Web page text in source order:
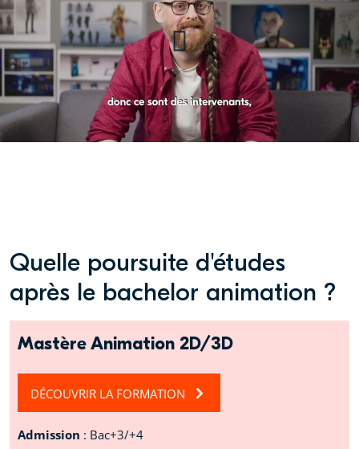
Quelle poursuite d'études
après le bachelor animation ?
Mastère Animation 2D/3D
DÉCOUVRIR LA FORMATION
Admission : Bac+3/+4